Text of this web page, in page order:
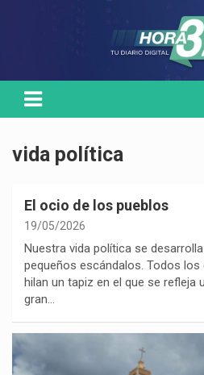
vida política
El ocio de los pueblos
19/05/2026
Nuestra vida política se
pequeños escándalos. Todos
hilan un tapiz en el que se refleja
gran…